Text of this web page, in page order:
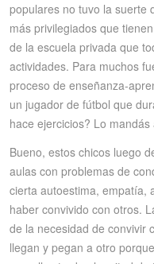
populares no tuvo la suerte
más privilegiados que
de la escuela privada que
actividades. Para muchos
proceso de enseñanza-
un jugador de fútbol que
hace ejercicios? Lo
Bueno, estos chicos luego
aulas con problemas de
cierta autoestima, empatía,
haber convivido con otros.
de la necesidad de convivir
llegan y pegan a otro